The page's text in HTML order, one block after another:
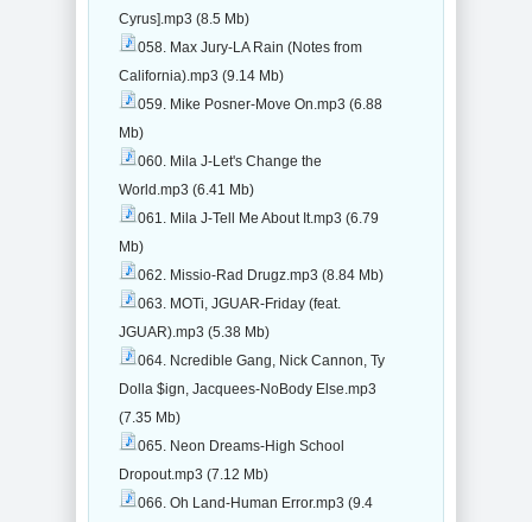
Cyrus].mp3 (8.5 Mb)
058. Max Jury-LA Rain (Notes from
California).mp3 (9.14 Mb)
059. Mike Posner-Move On.mp3 (6.88
Mb)
060. Mila J-Let's Change the
World.mp3 (6.41 Mb)
061. Mila J-Tell Me About It.mp3 (6.79
Mb)
062. Missio-Rad Drugz.mp3 (8.84 Mb)
063. MOTi, JGUAR-Friday (feat.
JGUAR).mp3 (5.38 Mb)
064. Ncredible Gang, Nick Cannon, Ty
Dolla $ign, Jacquees-NoBody Else.mp3
(7.35 Mb)
065. Neon Dreams-High School
Dropout.mp3 (7.12 Mb)
066. Oh Land-Human Error.mp3 (9.4